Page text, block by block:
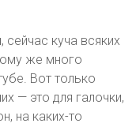
сейчас куча всяких
же много
Вот только
— это для галочки,
на каких-то